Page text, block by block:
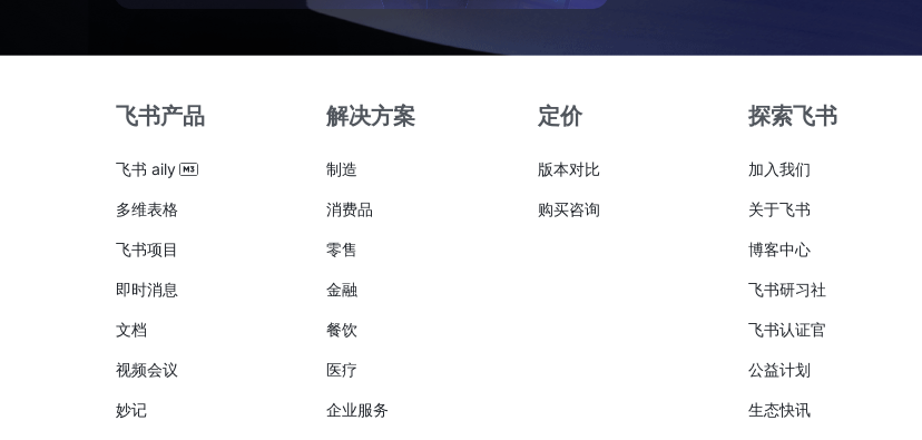
飞书产品
飞书 aily
多维表格
飞书项目
即时消息
文档
视频会议
妙记
解决方案
制造
消费品
零售
金融
餐饮
医疗
企业服务
定价
版本对比
购买咨询
探索飞书
加入我们
关于飞书
博客中心
飞书研习社
飞书认证官
公益计划
生态快讯